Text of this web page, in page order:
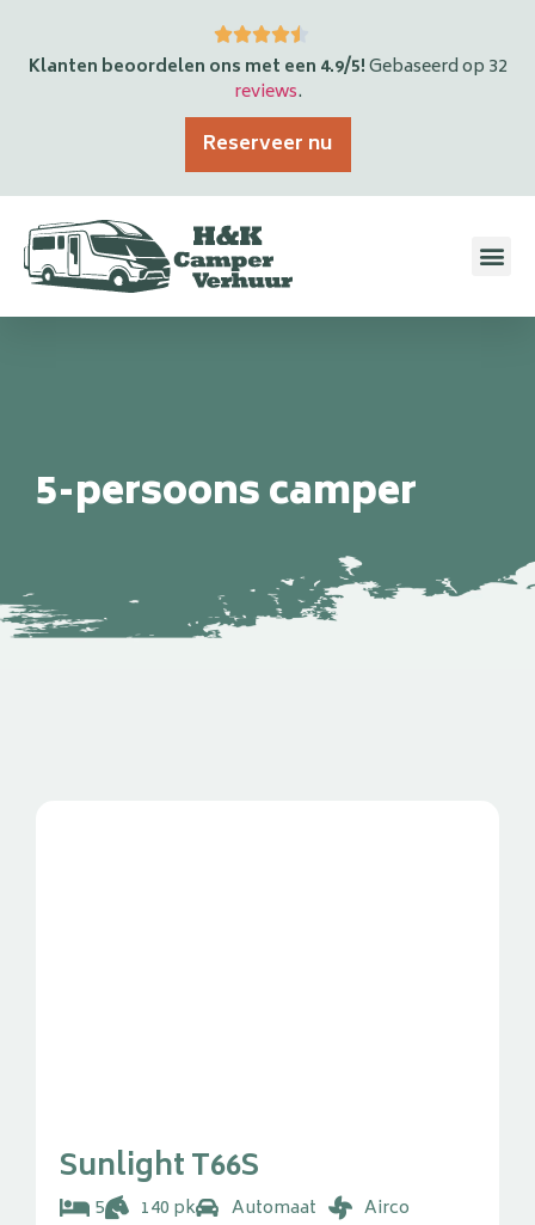
Klanten beoordelen ons met een 4.9/5!Gebaseerd op 32
reviews.
Reserveer nu
5-persoons camper
Sunlight T66S
5 140 pk Automaat
Airco